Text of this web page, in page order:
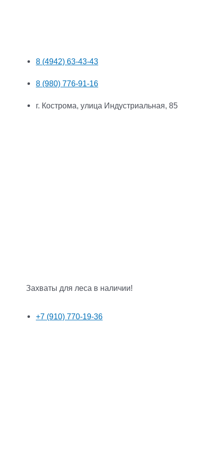
8 (4942) 63-43-43
8 (980) 776-91-16
г. Кострома, улица Индустриальная, 85
Захваты для леса в наличии!
+7 (910) 770-19-36